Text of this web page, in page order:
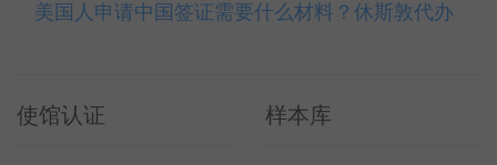
美国人申请中国签证需要什么材料？休斯敦代办
使馆认证 样本库